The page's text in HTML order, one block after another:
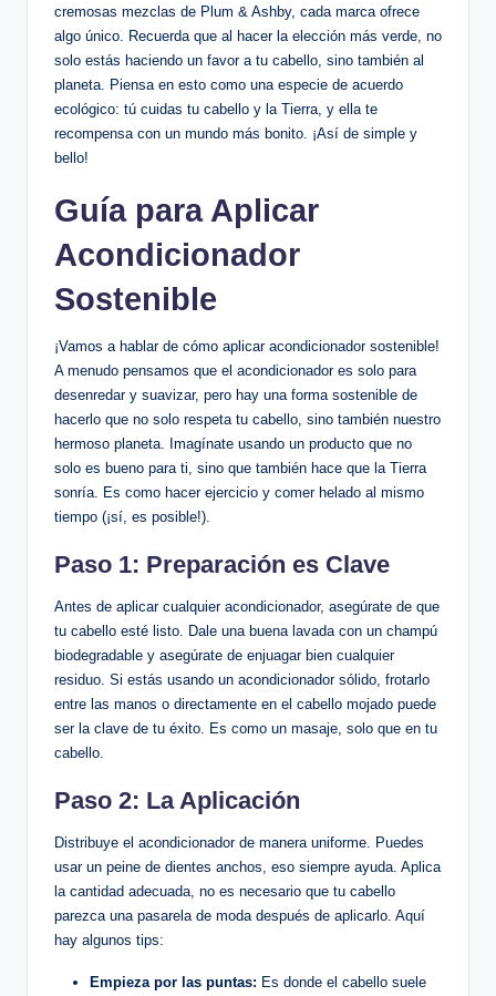
cremosas mezclas de Plum & Ashby, cada marca ofrece
algo único. Recuerda que al hacer la elección más verde, no
solo estás haciendo un favor a tu cabello, sino también al
planeta. Piensa en esto como una especie de acuerdo
ecológico: tú cuidas tu cabello y la Tierra, y ella te
recompensa con un mundo más bonito. ¡Así de simple y
bello!
Guía para Aplicar
Acondicionador
Sostenible
¡Vamos a hablar de cómo aplicar acondicionador sostenible!
A menudo pensamos que el acondicionador es solo para
desenredar y suavizar, pero hay una forma sostenible de
hacerlo que no solo respeta tu cabello, sino también nuestro
hermoso planeta. Imagínate usando un producto que no
solo es bueno para ti, sino que también hace que la Tierra
sonría. Es como hacer ejercicio y comer helado al mismo
tiempo (¡sí, es posible!).
Paso 1: Preparación es Clave
Antes de aplicar cualquier acondicionador, asegúrate de que
tu cabello esté listo. Dale una buena lavada con un champú
biodegradable y asegúrate de enjuagar bien cualquier
residuo. Si estás usando un acondicionador sólido, frotarlo
entre las manos o directamente en el cabello mojado puede
ser la clave de tu éxito. Es como un masaje, solo que en tu
cabello.
Paso 2: La Aplicación
Distribuye el acondicionador de manera uniforme. Puedes
usar un peine de dientes anchos, eso siempre ayuda. Aplica
la cantidad adecuada, no es necesario que tu cabello
parezca una pasarela de moda después de aplicarlo. Aquí
hay algunos tips:
Empieza por las puntas: Es donde el cabello suele